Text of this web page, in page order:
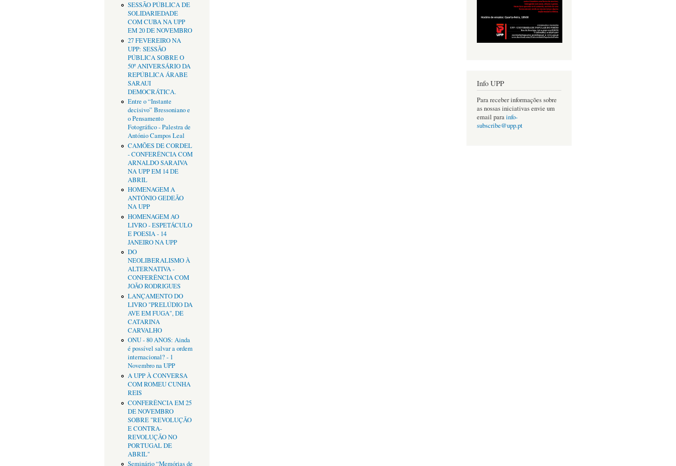
SESSÃO PÚBLICA DE
SOLIDARIEDADE
COM CUBA NA UPP
EM 20 DE NOVEMBRO
27 FEVEREIRO NA
UPP: SESSÃO
PÚBLICA SOBRE O
50º ANIVERSÁRIO DA
REPÚBLICA ÁRABE
SARAUI
DEMOCRÁTICA.
Entre o “Instante
decisivo” Bressoniano e
o Pensamento
Fotográfico - Palestra de
António Campos Leal
CAMÕES DE CORDEL
- CONFERÊNCIA COM
ARNALDO SARAIVA
NA UPP EM 14 DE
ABRIL
HOMENAGEM A
ANTÓNIO GEDEÃO
NA UPP
HOMENAGEM AO
LIVRO - ESPETÁCULO
E POESIA - 14
JANEIRO NA UPP
DO
NEOLIBERALISMO À
ALTERNATIVA -
CONFERÊNCIA COM
JOÃO RODRIGUES
LANÇAMENTO DO
LIVRO "PRELÚDIO DA
AVE EM FUGA", DE
CATARINA
CARVALHO
ONU - 80 ANOS: Ainda
é possível salvar a ordem
internacional? - 1
Novembro na UPP
A UPP À CONVERSA
COM ROMEU CUNHA
REIS
CONFERÊNCIA EM 25
DE NOVEMBRO
SOBRE "REVOLUÇÃO
E CONTRA-
REVOLUÇÃO NO
PORTUGAL DE
ABRIL"
Seminário “Memórias de
Info UPP
Para receber informações sobre
as nossas iniciativas envie um
email parainfo-
subscribe@upp.pt